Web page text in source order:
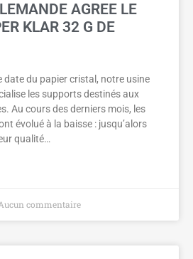
AGREE LE
KLAR 32 G DE
date du papier cristal, notre usine
les supports destinés aux
Au cours des derniers mois, les
évolué à la baisse : jusqu’alors
qualité…
commentaire